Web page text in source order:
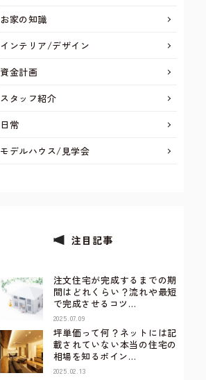
お家の知識
インテリア/デザイン
資金計画
スタッフ紹介
日常
モデルハウス/見学会
注目記事
注文住宅が完成するまでの期
間はどれくらい？流れや最短
で完成させるコツ…
2025.07.09
坪単価って何？ネットには記
載されていない本当の住宅の
相場を知るポイン…
2025.02.13